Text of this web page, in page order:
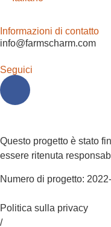
Informazioni di contatto
info@farmscharm.com
Seguici
Questo progetto è stato
essere ritenuta
Numero di progetto:
Politica sulla privacy
/